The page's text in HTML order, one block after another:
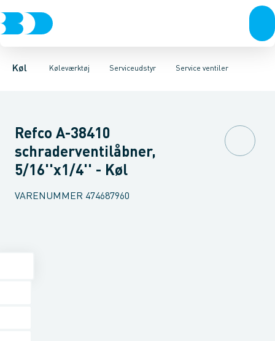
Køl Køleværktøj
KompressorerKondenseringsaggregaterFordampere
Serviceudstyr
Måleinstrumenter ServiceudstyrVærktøjService ventiler
LæksøgningMagnetisk udstyrReduktionsventilerRengøring
Refco A-38410
schraderventilåbner,
5/16''x1/4'' - Køl
VARENUMMER 474687960